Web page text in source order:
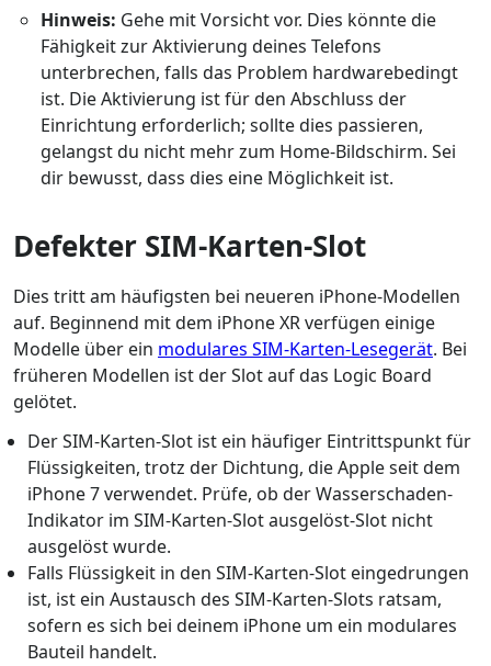
Hinweis: Gehe mit Vorsicht vor. Dies könnte die
Fähigkeit zur Aktivierung deines Telefons
unterbrechen, falls das Problem hardwarebedingt
ist. Die Aktivierung ist für den Abschluss der
Einrichtung erforderlich; sollte dies passieren,
gelangst du nicht mehr zum Home-Bildschirm. Sei
dir bewusst, dass dies eine Möglichkeit ist.
Defekter SIM-Karten-Slot
Dies tritt am häufigsten bei neueren iPhone-Modellen
auf. Beginnend mit dem iPhone XR verfügen einige
Modelle über ein modulares SIM-Karten-Lesegerät. Bei
früheren Modellen ist der Slot auf das Logic Board
gelötet.
Der SIM-Karten-Slot ist ein häufiger Eintrittspunkt für
Flüssigkeiten, trotz der Dichtung, die Apple seit dem
iPhone 7 verwendet. Prüfe, ob der Wasserschaden-
Indikator im SIM-Karten-Slot ausgelöst-Slot nicht
ausgelöst wurde.
Falls Flüssigkeit in den SIM-Karten-Slot eingedrungen
ist, ist ein Austausch des SIM-Karten-Slots ratsam,
sofern es sich bei deinem iPhone um ein modulares
Bauteil handelt.